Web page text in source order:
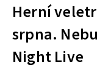
Herní
srpna.
Night Live